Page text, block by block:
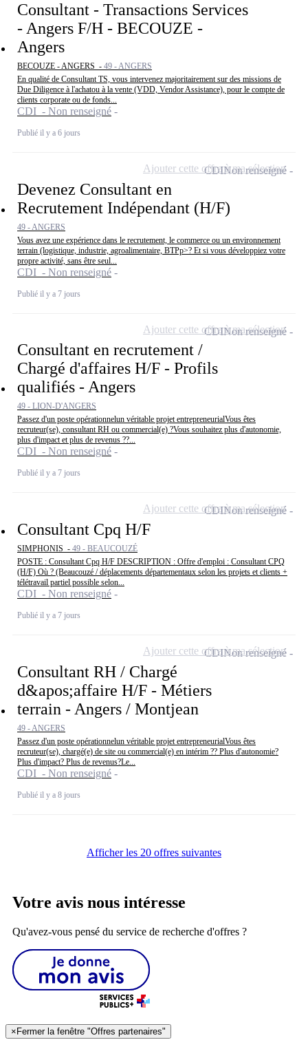
Consultant - Transactions Services
- Angers F/H - BECOUZE -
Angers
BECOUZE - ANGERS - 49 - ANGERS
En qualité de Consultant TS, vous intervenez majoritairement sur des missions de
Due Diligence à l'achatou à la vente (VDD, Vendor Assistance), pour le compte de
clients corporate ou de fonds...
CDI - Non renseigné
Publié il y a 6 jours
Devenez Consultant en
Recrutement Indépendant (H/F)
49 - ANGERS
Vous avez une expérience dans le recrutement, le commerce ou un environnement
terrain (logistique, industrie, agroalimentaire, BTPp>? Et si vous développiez votre
propre activité, sans être seul...
CDI - Non renseigné
Publié il y a 7 jours
CDINon renseigné
Ajouter cette offre à ma sélection
Consultant en recrutement /
Chargé d'affaires H/F - Profils
qualifiés - Angers
49 - LION-D'ANGERS
Passez d'un poste opérationnelun véritable projet entrepreneurialVous êtes
recruteur(se), consultant RH ou commercial(e) ?Vous souhaitez plus d'autonomie,
plus d'impact et plus de revenus ??...
CDI - Non renseigné
Publié il y a 7 jours
CDINon renseigné
Ajouter cette offre à ma sélection
Consultant Cpq H/F
SIMPHONIS - 49 - BEAUCOUZÉ
POSTE : Consultant Cpq H/F DESCRIPTION : Offre d'emploi : Consultant CPQ
(H/F) Où ? (Beaucouzé / déplacements départementaux selon les projets et clients +
télétravail partiel possible selon...
CDI - Non renseigné
Publié il y a 7 jours
CDINon renseigné
Ajouter cette offre à ma sélection
Consultant RH / Chargé
d&apos;affaire H/F - Métiers
terrain - Angers / Montjean
49 - ANGERS
Passez d'un poste opérationnelun véritable projet entrepreneurialVous êtes
recruteur(se), chargé(e) de site ou commercial(e) en intérim ?? Plus d'autonomie?
Plus d'impact? Plus de revenus?Le...
CDI - Non renseigné
Publié il y a 8 jours
CDINon renseigné
Ajouter cette offre à ma sélection
Afficher les 20 offres suivantes
Votre avis nous intéresse
Qu'avez-vous pensé du service de recherche d'offres ?
× Fermer la fenêtre "Offres partenaires"